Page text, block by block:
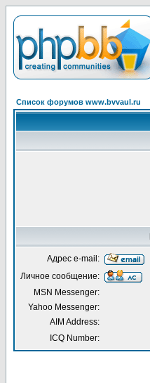
Список форумов www.bvvaul.ru
Адрес e-mail:
Личное сообщение:
MSN Messenger:
Yahoo Messenger:
AIM Address:
ICQ Number: